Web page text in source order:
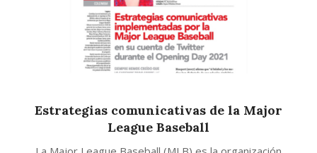
Estrategias comunicativas de la Major
League Baseball